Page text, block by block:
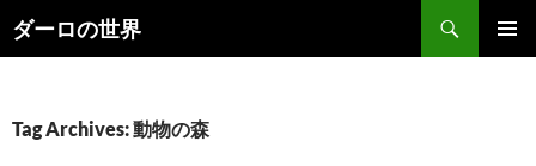
Skip
toダーロの世界
Search
Tag Archives: 動物の森